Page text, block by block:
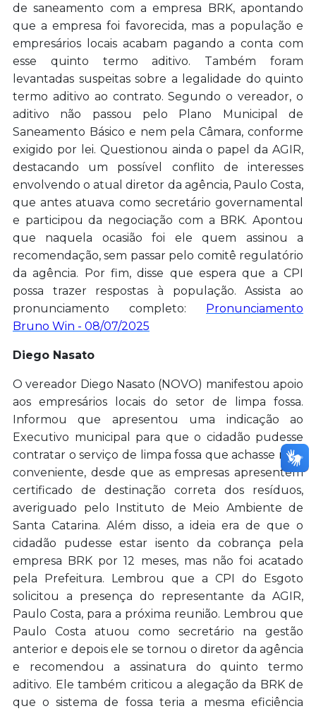
de saneamento com a empresa BRK, apontando
que a empresa foi favorecida, mas a população e
empresários locais acabam pagando a conta com
esse quinto termo aditivo. Também foram
levantadas suspeitas sobre a legalidade do quinto
termo aditivo ao contrato. Segundo o vereador, o
aditivo não passou pelo Plano Municipal de
Saneamento Básico e nem pela Câmara, conforme
exigido por lei. Questionou ainda o papel da AGIR,
destacando um possível conflito de interesses
envolvendo o atual diretor da agência, Paulo Costa,
que antes atuava como secretário governamental
e participou da negociação com a BRK. Apontou
que naquela ocasião foi ele quem assinou a
recomendação, sem passar pelo comitê regulatório
da agência. Por fim, disse que espera que a CPI
possa trazer respostas à população. Assista ao
pronunciamento completo:
Pronunciamento
Bruno Win - 08/07/2025
Diego Nasato
O vereador Diego Nasato (NOVO) manifestou apoio
aos empresários locais do setor de limpa fossa.
Informou que apresentou uma indicação ao
Executivo municipal para que o cidadão pudesse
contratar o serviço de limpa fossa que achasse mais
conveniente, desde que as empresas apresentem
certificado de destinação correta dos resíduos,
averiguado pelo Instituto de Meio Ambiente de
Santa Catarina. Além disso, a ideia era de que o
cidadão pudesse estar isento da cobrança pela
empresa BRK por 12 meses, mas não foi acatado
pela Prefeitura. Lembrou que a CPI do Esgoto
solicitou a presença do representante da AGIR,
Paulo Costa, para a próxima reunião. Lembrou que
Paulo Costa atuou como secretário na gestão
anterior e depois ele se tornou o diretor da agência
e recomendou a assinatura do quinto termo
aditivo. Ele também criticou a alegação da BRK de
que o sistema de fossa teria a mesma eficiência